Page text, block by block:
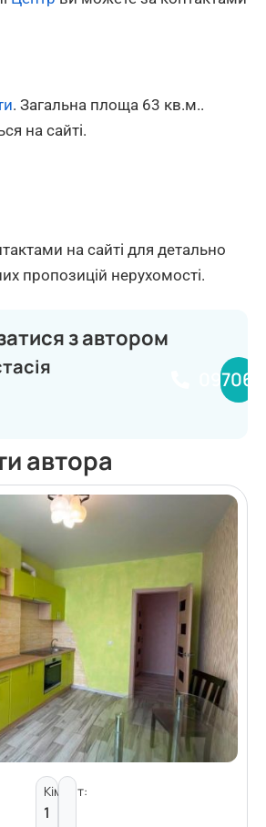
. Загальна площа 63 кв.м..
на сайті.
на сайті для детально
пропозицій нерухомості.
з автором
автора
Кімнат:
1